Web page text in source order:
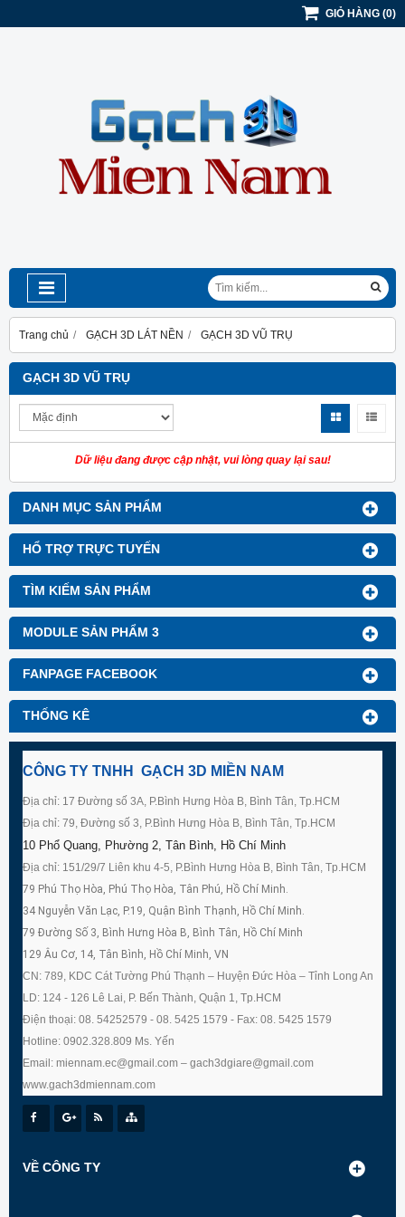
GIỎ HÀNG (0)
Trang chủ GẠCH 3D LÁT NỀN GẠCH 3D VŨ TRỤ
DANH MỤC SẢN PHẨM
HỔ TRỢ TRỰC TUYẾN
TÌM KIẾM SẢN PHẨM
MODULE SẢN PHẨM 3
FANPAGE FACEBOOK
THỐNG KÊ
GẠCH 3D VŨ TRỤ
Dữ liệu đang được cập nhật, vui lòng quay lại sau!
CÔNG TY TNHH GẠCH 3D MIỀN NAM
Địa chỉ: 17 Đường số 3A, P.Bình Hưng Hòa B, Bình Tân, Tp.HCM
Địa chỉ: 79, Đường số 3, P.Bình Hưng Hòa B, Bình Tân, Tp.HCM
10 Phổ Quang, Phường 2, Tân Bình, Hồ Chí Minh
Địa chỉ: 151/29/7 Liên khu 4-5, P.Bình Hưng Hòa B, Bình Tân, Tp.HCM
79 Phú Thọ Hòa, Phú Thọ Hòa, Tân Phú, Hồ Chí Minh.
34 Nguyễn Văn Lạc, P.19, Quận Bình Thạnh, Hồ Chí Minh.
79 Đường Số 3, Bình Hưng Hòa B, Bình Tân, Hồ Chí Minh
129 Âu Cơ, 14, Tân Bình, Hồ Chí Minh, VN
CN: 789, KDC Cát Tường Phú Thạnh – Huyện Đức Hòa – Tỉnh Long An
LD: 124 - 126 Lê Lai, P. Bến Thành, Quận 1, Tp.HCM
Điện thoại: 08. 54252579 - 08. 5425 1579 - Fax: 08. 5425 1579
Hotline: 0902.328.809 Ms. Yến
Email: miennam.ec@gmail.com – gach3dgiare@gmail.com
www.gach3dmiennam.com
VỀ CÔNG TY